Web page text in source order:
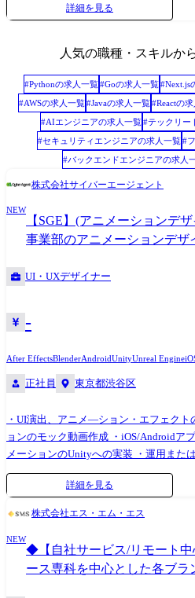
などの紙媒体のデザイン制作 ●SNS投稿
トのバナー・ページデザイン ●店舗ロゴ
成・運用 ●写真撮影・レタッチ(商品写
ーとのディレクション業務(必要に応じ
制作(例:ショップカード、名刺など) 【ゆくゆくお任せしたいこと】 ゆく
ゆくは以下のミッションを担う、アー
待しています。 ●ブランドごとの世界観
ービジュアル、ロゴ、パッケージ、メニ
間やPOPのビジュアル提案(建築・内装
クション(商品写真・PR用ビジュアル) ●
ル企画・監修
詳細を見る
人気の職種・スキルか
#Pythonの求人一覧 #Goの求人一覧 #Next.js
#AWSの求人一覧 #Javaの求人一覧 #Reactの求
#AIエンジニアの求人一覧#テックリー
#セキュリティエンジニアの求人一覧#
#バックエンドエンジニアの求人
株式会社サイバーエージェント
NEW
【SGE】(アニメーションデ
事業部のアニメーションデザ
UI・UXデザイナー
-
After EffectsBlenderAndroidUnityUnreal Engine
正社員 東京都渋谷区
・UI演出、アニメ―ション・エフェクト
ョンのモック動画作成 ・iOS/Androidア
メーションのUnityへの実装 ・運用また
ディレクション、品質管理 ・エンジニア
遷移UIアニメーションの実装など ・
成からエフェクト制作など ・デザインの
体験を最大化するアニメーションを提案
詳細を見る
株式会社エス・エム・エス
NEW
◆【自社サービス/リモート中
ース専科を中心とした各ブラ